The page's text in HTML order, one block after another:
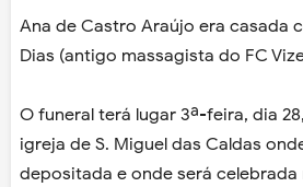
Ana de Castro Araújo era casada
Dias (antigo massagista do FC
O funeral terá lugar 3ª-feira, dia
igreja de S. Miguel das Caldas
depositada e onde será